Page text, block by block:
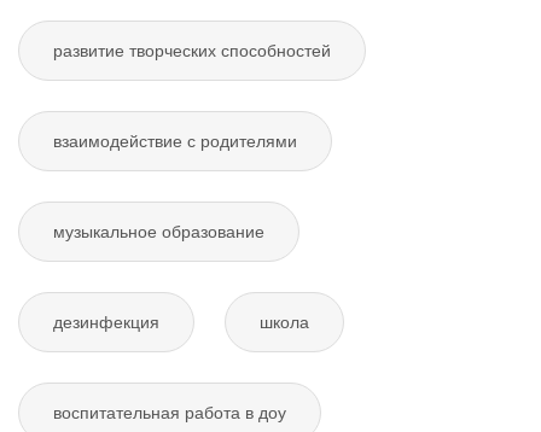
развитие творческих способностей
взаимодействие с родителями
музыкальное образование
дезинфекция школа
воспитательная работа в доу